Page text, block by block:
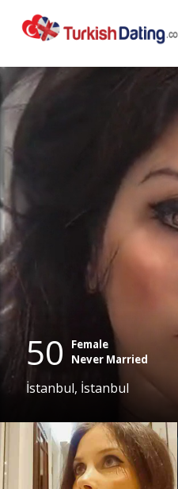
50
Female
Never Married
İstanbul, İstanbul